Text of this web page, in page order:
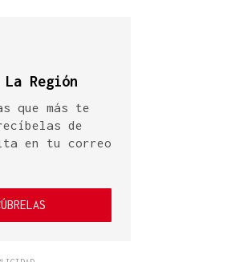
Región
que más te
de
en tu correo